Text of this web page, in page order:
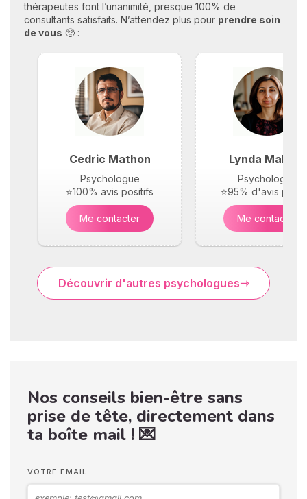
thérapeutes font l’unanimité, presque 100% de
consultants satisfaits. N’attendez plus pour prendre soin
de vous 🥺 :
Cedric Mathon
Psychologue
⭐100% avis positifs
Me contacter
Lynda Maloufi
Psychologue
⭐95% d'avis
Me contacter
Découvrir d'autres psychologues
Nos conseils bien-être sans
prise de tête, directement dans
ta boîte mail ! 💌
VOTRE EMAIL